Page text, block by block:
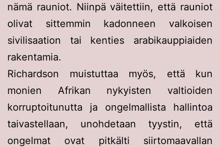
nämä rauniot. Niinpä väitettiin, että rauniot
olivat sittemmin kadonneen valkoisen
sivilisaation tai kenties arabikauppiaiden
rakentamia.
Richardson muistuttaa myös, että kun
monien Afrikan nykyisten valtioiden
korruptoitunutta ja ongelmallista hallintoa
taivastellaan, unohdetaan tyystin, että
ongelmat ovat pitkälti siirtomaavallan